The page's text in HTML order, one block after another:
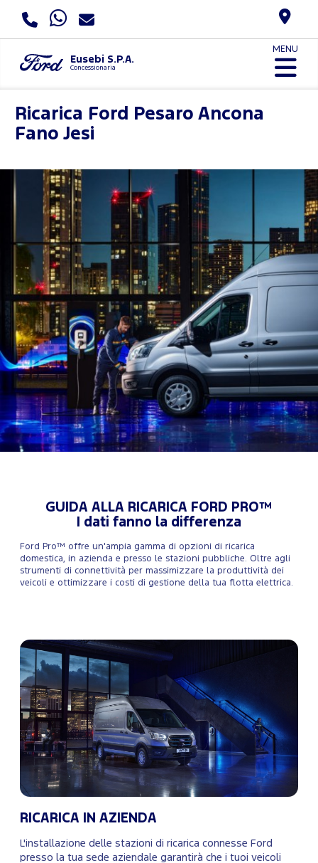
Eusebi S.P.A.
Concessionaria
MENU
Ricarica Ford
Pesaro Ancona
Fano Jesi
GUIDA ALLA RICARICA FORD PRO™
I dati fanno la differenza
Ford Pro™ offre un'ampia gamma di opzioni di ricarica
domestica, in azienda e presso le stazioni pubbliche. Oltre agli
strumenti di connettività per massimizzare la produttività dei
veicoli e ottimizzare i costi di gestione della tua flotta elettrica.
RICARICA IN AZIENDA
L'installazione delle stazioni di ricarica connesse Ford
presso la tua sede aziendale garantirà che i tuoi veicoli